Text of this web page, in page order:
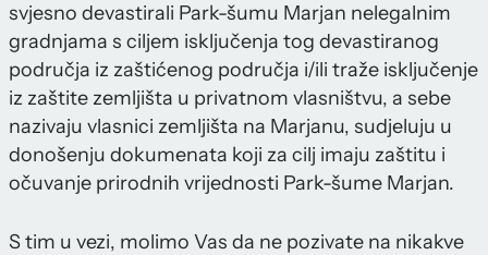
svjesno devastirali Park-šumu Marjan nelegalnim
gradnjama s ciljem isključenja tog devastiranog
područja iz zaštićenog područja i/ili traže isključenje
iz zaštite zemljišta u privatnom vlasništvu, a sebe
nazivaju vlasnici zemljišta na Marjanu, sudjeluju u
donošenju dokumenata koji za cilj imaju zaštitu i
očuvanje prirodnih vrijednosti Park-šume Marjan.
S tim u vezi, molimo Vas da ne pozivate na nikakve